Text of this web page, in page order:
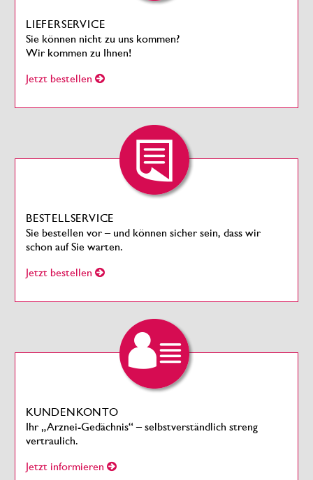
LIEFERSERVICE
Sie können nicht zu uns kommen?
Wir kommen zu Ihnen!
Jetzt bestellen
BESTELLSERVICE
Sie bestellen vor – und können sicher sein, dass wir
schon auf Sie warten.
Jetzt bestellen
KUNDENKONTO
Ihr „Arznei-Gedächnis“ – selbstverständlich streng
vertraulich.
Jetzt informieren